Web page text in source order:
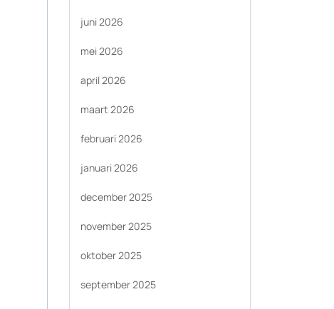
juni 2026
mei 2026
april 2026
maart 2026
februari 2026
januari 2026
december 2025
november 2025
oktober 2025
september 2025